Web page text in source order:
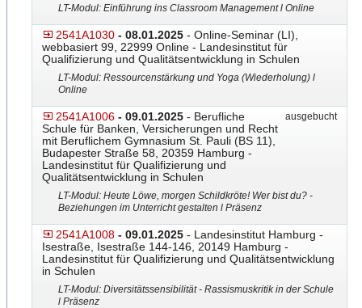
LT-Modul: Einführung ins Classroom Management l Online
2541A1030 - 08.01.2025 - Online-Seminar (LI),
webbasiert 99, 22999 Online - Landesinstitut für
Qualifizierung und Qualitätsentwicklung in Schulen
LT-Modul: Ressourcenstärkung und Yoga (Wiederholung) l
Online
2541A1006 - 09.01.2025 - Berufliche
Schule für Banken, Versicherungen und Recht
mit Beruflichem Gymnasium St. Pauli (BS 11),
Budapester Straße 58, 20359 Hamburg -
Landesinstitut für Qualifizierung und
Qualitätsentwicklung in Schulen
ausgebucht
LT-Modul: Heute Löwe, morgen Schildkröte! Wer bist du? -
Beziehungen im Unterricht gestalten l Präsenz
2541A1008 - 09.01.2025 - Landesinstitut Hamburg -
Isestraße, Isestraße 144-146, 20149 Hamburg -
Landesinstitut für Qualifizierung und Qualitätsentwicklung
in Schulen
LT-Modul: Diversitätssensibilität - Rassismuskritik in der Schule
l Präsenz